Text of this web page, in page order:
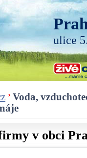
ulice
Voda,
v obci